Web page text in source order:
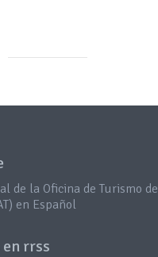
de la Oficina de Turismo de
en Español
rrss